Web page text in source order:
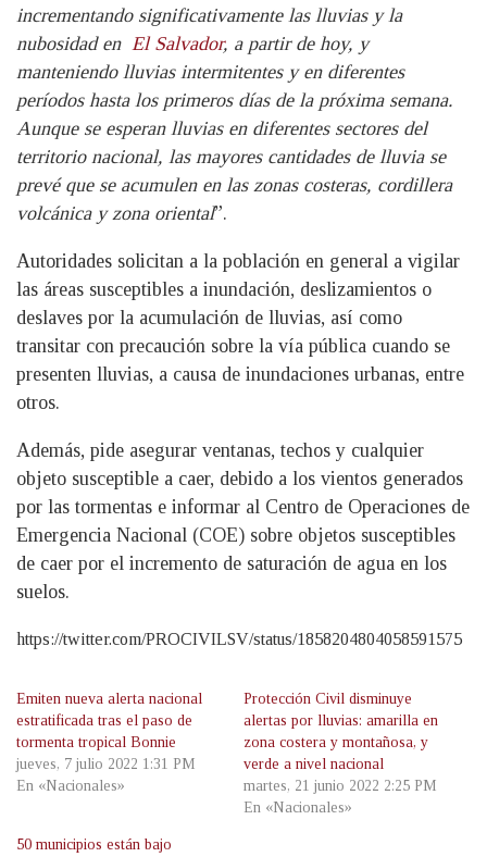
incrementando significativamente las lluvias y la
nubosidad en El Salvador, a partir de hoy, y
manteniendo lluvias intermitentes y en diferentes
períodos hasta los primeros días de la próxima semana.
Aunque se esperan lluvias en diferentes sectores del
territorio nacional, las mayores cantidades de lluvia se
prevé que se acumulen en las zonas costeras, cordillera
volcánica y zona oriental”.
Autoridades solicitan a la población en general a vigilar
las áreas susceptibles a inundación, deslizamientos o
deslaves por la acumulación de lluvias, así como
transitar con precaución sobre la vía pública cuando se
presenten lluvias, a causa de inundaciones urbanas, entre
otros.
Además, pide asegurar ventanas, techos y cualquier
objeto susceptible a caer, debido a los vientos generados
por las tormentas e informar al Centro de Operaciones de
Emergencia Nacional (COE) sobre objetos susceptibles
de caer por el incremento de saturación de agua en los
suelos.
https://twitter.com/PROCIVILSV/status/1858204804058591575
Emiten nueva alerta nacional
estratificada tras el paso de
tormenta tropical Bonnie
jueves, 7 julio 2022 1:31 PM
En «Nacionales»
Protección Civil disminuye
alertas por lluvias: amarilla en
zona costera y montañosa, y
verde a nivel nacional
martes, 21 junio 2022 2:25 PM
En «Nacionales»
50 municipios están bajo